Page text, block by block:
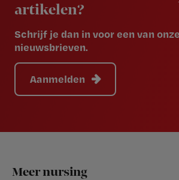
artikelen?
Schrijf je dan in voor een van onze
nieuwsbrieven.
Aanmelden
Footer
Meer nursing